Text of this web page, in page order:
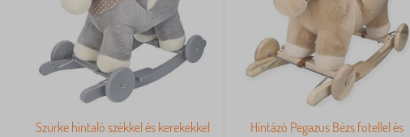
Szürke hintaló székkel és kerekekkel
Hintázó Pegazus Bézs fotellel és